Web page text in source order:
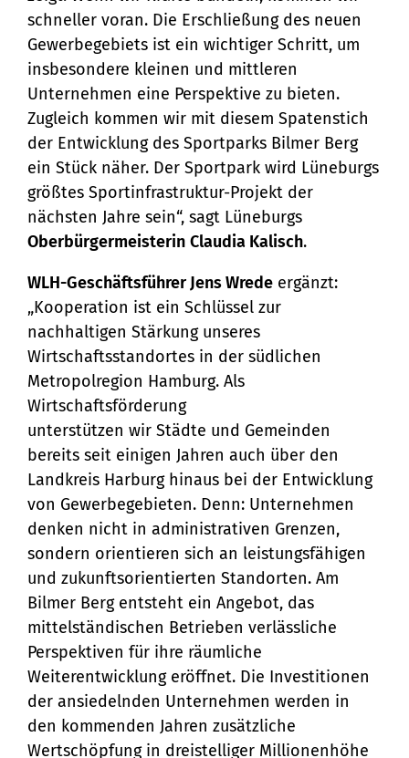
schneller voran. Die Erschließung des neuen
Gewerbegebiets ist ein wichtiger Schritt, um
insbesondere kleinen und mittleren
Unternehmen eine Perspektive zu bieten.
Zugleich kommen wir mit diesem Spatenstich
der Entwicklung des Sportparks Bilmer Berg
ein Stück näher. Der Sportpark wird Lüneburgs
größtes Sportinfrastruktur-Projekt der
nächsten Jahre sein“, sagt Lüneburgs
Oberbürgermeisterin Claudia Kalisch.
WLH-Geschäftsführer Jens Wrede ergänzt:
„Kooperation ist ein Schlüssel zur
nachhaltigen Stärkung unseres
Wirtschaftsstandortes in der südlichen
Metropolregion Hamburg. Als
Wirtschaftsförderung
unterstützen wir Städte und Gemeinden
bereits seit einigen Jahren auch über den
Landkreis Harburg hinaus bei der Entwicklung
von Gewerbegebieten. Denn: Unternehmen
denken nicht in administrativen Grenzen,
sondern orientieren sich an leistungsfähigen
und zukunftsorientierten Standorten. Am
Bilmer Berg entsteht ein Angebot, das
mittelständischen Betrieben verlässliche
Perspektiven für ihre räumliche
Weiterentwicklung eröffnet. Die Investitionen
der ansiedelnden Unternehmen werden in
den kommenden Jahren zusätzliche
Wertschöpfung in dreistelliger Millionenhöhe